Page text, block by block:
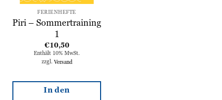
FERIENHEFTE
Piri – Sommertraining
1
€10,50
Enthält 10% MwSt.
zzgl. Versand
In den